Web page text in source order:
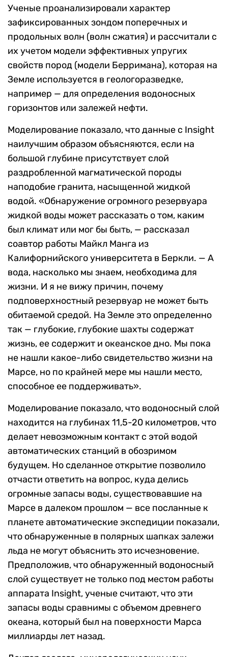
Ученые проанализировали характер
зафиксированных зондом поперечных и
продольных волн (волн сжатия) и рассчитали с
их учетом модели эффективных упругих
свойств пород (модели Берримана), которая на
Земле используется в геологоразведке,
например — для определения водоносных
горизонтов или залежей нефти.
Моделирование показало, что данные с Insight
наилучшим образом объясняются, если на
большой глубине присутствует слой
раздробленной магматической породы
наподобие гранита, насыщенной жидкой
водой. «Обнаружение огромного резервуара
жидкой воды может рассказать о том, каким
был климат или мог бы быть, — рассказал
соавтор работы Майкл Манга из
Калифорнийского университета в Беркли. — А
вода, насколько мы знаем, необходима для
жизни. И я не вижу причин, почему
подповерхностный резервуар не может быть
обитаемой средой. На Земле это определенно
так — глубокие, глубокие шахты содержат
жизнь, ее содержит и океанское дно. Мы пока
не нашли какое-либо свидетельство жизни на
Марсе, но по крайней мере мы нашли место,
способное ее поддерживать».
Моделирование показало, что водоносный слой
находится на глубинах 11,5-20 километров, что
делает невозможным контакт с этой водой
автоматических станций в обозримом
будущем. Но сделанное открытие позволило
отчасти ответить на вопрос, куда делись
огромные запасы воды, существовавшие на
Марсе в далеком прошлом — все посланные к
планете автоматические экспедиции показали,
что обнаруженные в полярных шапках залежи
льда не могут объяснить это исчезновение.
Предположив, что обнаруженный водоносный
слой существует не только под местом работы
аппарата Insight, ученые считают, что эти
запасы воды сравнимы с объемом древнего
океана, который был на поверхности Марса
миллиарды лет назад.